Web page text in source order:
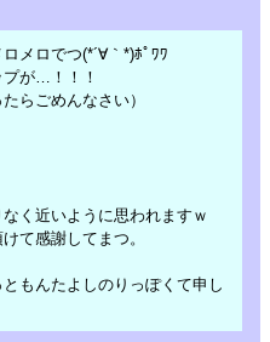
メロでつ(*´∀｀*)ﾎﾟﾜﾜ
プが…！！！
らごめんなさい）
く近いように思われますｗ
て感謝してまつ。
もんたよしのりっぽくて申し